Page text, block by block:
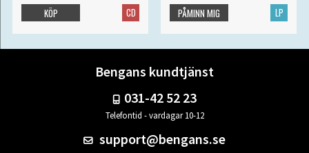
CD
KÖP LP
PÅMINN MIG
Bengans kundtjänst
031-42 52 23
Telefontid - vardagar 10-12
support@bengans.se